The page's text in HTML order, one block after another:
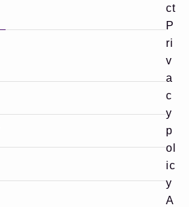
ct
P
ri
v
a
c
y
p
ol
ic
y
A